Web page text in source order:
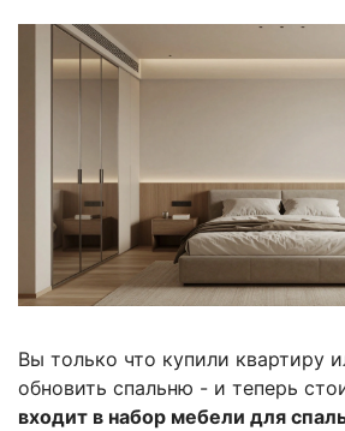
Вы только что купили квартиру
обновить спальню - и теперь
входит в набор мебели для